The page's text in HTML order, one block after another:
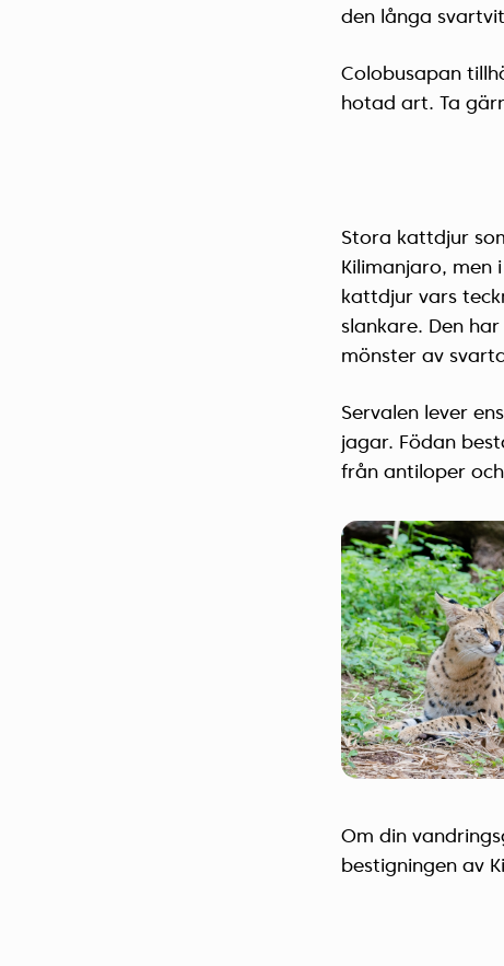
den långa
Colobusapan
hotad art. Ta
Stora kattdjur
Kilimanjaro, men
kattdjur vars
slankare. Den
mönster av
Servalen lever
jagar. Födan
från antiloper
Om din
bestigningen av